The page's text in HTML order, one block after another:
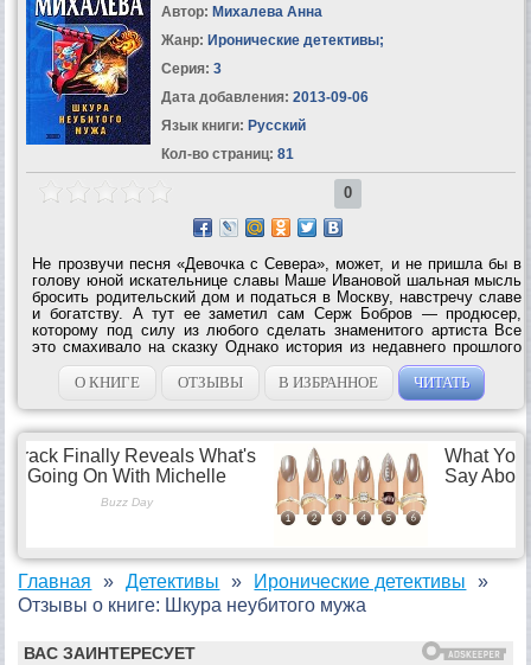
Автор: Михалева Анна
Жанр: Иронические детективы;
Серия: 3
Дата добавления: 2013-09-06
Язык книги: Русский
Кол-во страниц: 81
0
Не прозвучи песня «Девочка с Севера», может, и не пришла бы в
голову юной искательнице славы Маше Ивановой шальная мысль
бросить родительский дом и податься в Москву, навстречу славе
и богатству. А тут ее заметил сам Серж Бобров — продюсер,
которому под силу из любого сделать знаменитого артиста Все
это смахивало на сказку Однако история из недавнего прошлого
не давала ей покоя. Однажды Маша подобрала кулон и
мобильный телефон...
О КНИГЕ ОТЗЫВЫ В ИЗБРАННОЕ ЧИТАТЬ
Главная Детективы
Иронические детективы
Отзывы о книге: Шкура неубитого мужа